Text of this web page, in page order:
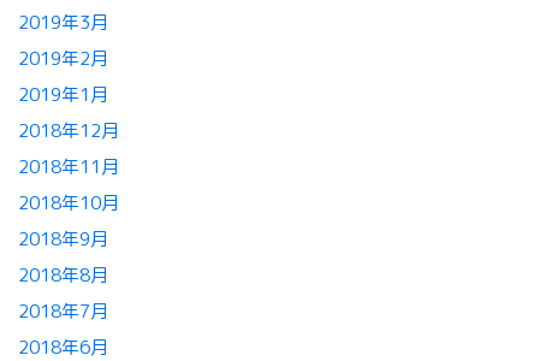
2019年3月
2019年2月
2019年1月
2018年12月
2018年11月
2018年10月
2018年9月
2018年8月
2018年7月
2018年6月